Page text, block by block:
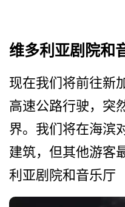
维多利亚剧院和
现在我们将前往新
高速公路行驶，突
界。我们将在海滨
建筑，但­其他游客
利亚剧院和音乐厅